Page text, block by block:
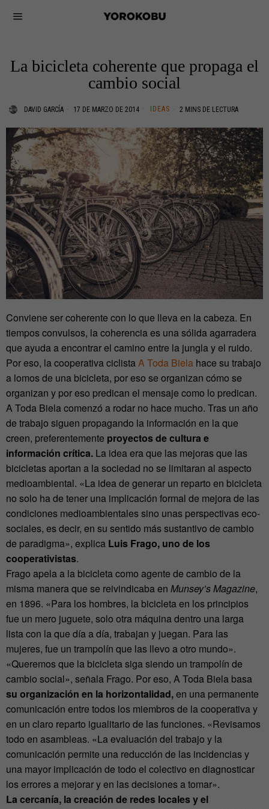
La bicicleta coherente que propaga el
cambio social
DAVID GARCÍA 17 DE MARZO DE 2014 IDEAS 2 MINS DE LECTURA
Conviene ser coherente con lo que lleva en la cabeza. En
tiempos convulsos, la coherencia es una sólida agarradera
que ayuda a encontrar el camino entre la jungla y el ruido.
Por eso, la cooperativa ciclistaA Toda Biela hace su trabajo
a lomos de una bicicleta, por eso se organizan cómo se
organizan y por eso predican el mensaje como lo predican.
A Toda Biela comenzó a rodar no hace mucho. Tras un año
de trabajo siguen propagando la información en la que
creen, preferentemente proyectos de cultura e
información crítica. La idea era que las mejoras que las
bicicletas aportan a la sociedad no se limitaran al aspecto
medioambiental. «La idea de generar un reparto en bicicleta
no solo ha de tener una implicación formal de mejora de las
condiciones medioambientales sino unas perspectivas eco-
sociales, es decir, en su sentido más sustantivo de cambio
de paradigma», explica Luis Frago, uno de los
cooperativistas.
Frago apela a la bicicleta como agente de cambio de la
misma manera que se reivindicaba en Munsey’s Magazine,
en 1896. «Para los hombres, la bicicleta en los principios
fue un mero juguete, solo otra máquina dentro una larga
lista con la que día a día, trabajan y juegan. Para las
mujeres, fue un trampolín que las llevo a otro mundo».
«Queremos que la bicicleta siga siendo un trampolín de
cambio social», señala Frago. Por eso, A Toda Biela basa
su organización en la horizontalidad,en una permanente
comunicación entre todos los miembros de la cooperativa y
en un claro reparto igualitario de las funciones. «Revisamos
todo en asambleas. «La evaluación del trabajo y la
comunicación permite una reducción de las incidencias y
una mayor implicación de todo el colectivo en diagnosticar
los errores a mejorar y en las decisiones a tomar».
La cercanía, la creación de redes locales y el